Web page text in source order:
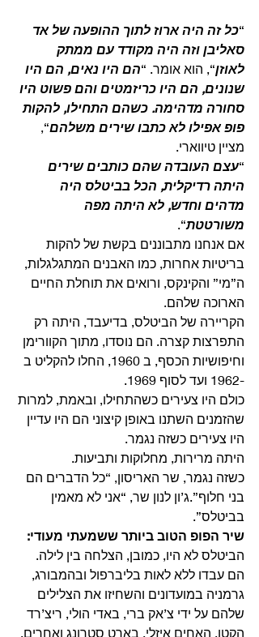
“כל זה היה ארוז לתוך ההופעה של אד
סאליבן וזה היה מקודד עם ממתק
לאוזן“, הוא אומר. “הם היו נאים, הם היו
שנונים, הם היו כריזמטים והם פשוט היו
סחורה מדהימה. כשהם התחילו, להקות
פופ אפילו לא כתבו שירים משלהם“,
מציין טיווארי.
“עצם העובדה שהם כותבים שירים
היתה רדיקלית, הכל בביטלס היה
מדהים וחדש, לא היתה מפה
משורטטת“.
אם אנחנו מתבוננים בקשת של להקות
בריטיות אחרות, כמו האבנים המתגלגלות,
ה”מי” והקינקס, ורואים את תוחלת החיים
הארוכה שלהם.
הקריירה של הביטלס, בדיעבד, היתה רק
התפרצות קצרה. הם נוסדו, מתוך הקוורימן
וחיפושיות הכסף, ב 1960, החלו להקליט ב
-1962 ועד לסוף 1969.
כולם היו צעירים כשהתחילו, ובאמת, למרות
שהזמנים השתנו באופן קיצוני הם היו עדיין
היו צעירים כשזה נגמר.
היתה מרירות, מחלוקות ותביעות.
כשזה נגמר, שר האריסון, “כל הדברים הם
בני חלוף”.ג’ון לנון שר, “אני לא מאמין
בביטלס”.
שיר הפופ הטוב ביותר ששמעתי מעודי:
הביטלס לא היו, כמובן, הצלחה בין לילה.
הם עבדו ללא לאות בליברפול ובהמבורג,
גרמניה במועדונים והשחיזו את הצלילים
שלהם על ידי צ’אק ברי, באדי הולי, ריצ’רד
הקטן, האחים איזלי, בארט סטרונג ואחרים.